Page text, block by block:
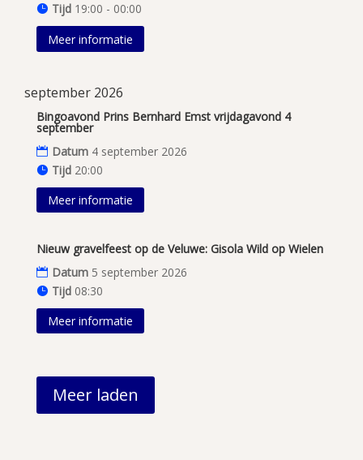
Tijd 19:00 - 00:00
Meer informatie
september 2026
Bingoavond Prins Bernhard Emst vrijdagavond 4
september
Datum 4 september 2026
Tijd 20:00
Meer informatie
Nieuw gravelfeest op de Veluwe: Gisola Wild op Wielen
Datum 5 september 2026
Tijd 08:30
Meer informatie
Meer laden